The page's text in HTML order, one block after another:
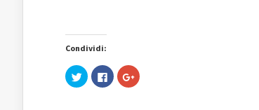
Condividi:
Fai
clic
Fai
clic
Fai
clic